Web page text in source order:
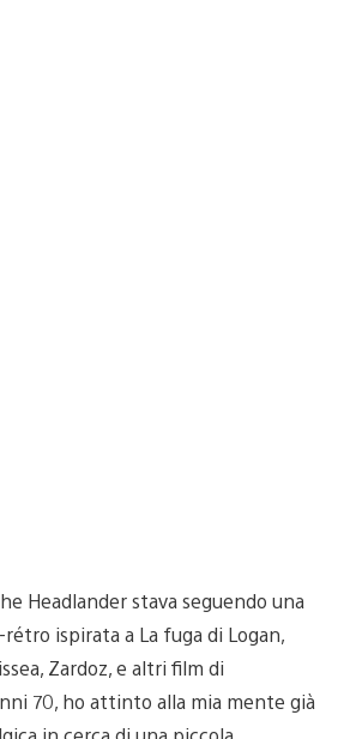
Headlander stava seguendo una
ispirata a La fuga di Logan,
Zardoz, e altri film di
70, ho attinto alla mia mente già